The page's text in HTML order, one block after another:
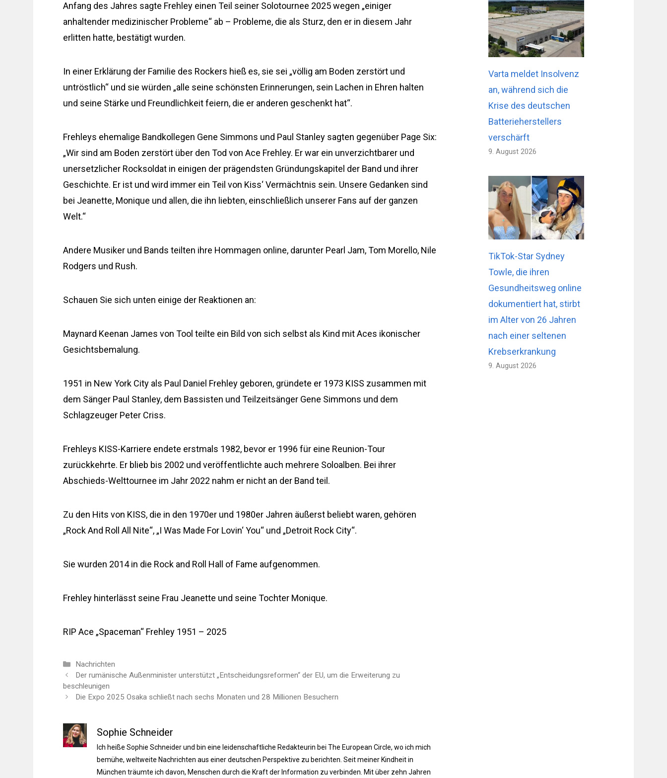
Anfang des Jahres sagte Frehley einen Teil seiner Solotournee 2025 wegen „einiger
anhaltender medizinischer Probleme“ ab – Probleme, die als Sturz, den er in diesem Jahr
erlitten hatte, bestätigt wurden.
In einer Erklärung der Familie des Rockers hieß es, sie sei „völlig am Boden zerstört und
untröstlich“ und sie würden „alle seine schönsten Erinnerungen, sein Lachen in Ehren halten
und seine Stärke und Freundlichkeit feiern, die er anderen geschenkt hat“.
Frehleys ehemalige Bandkollegen Gene Simmons und Paul Stanley sagten gegenüber Page Six:
„Wir sind am Boden zerstört über den Tod von Ace Frehley. Er war ein unverzichtbarer und
unersetzlicher Rocksoldat in einigen der prägendsten Gründungskapitel der Band und ihrer
Geschichte. Er ist und wird immer ein Teil von Kiss‘ Vermächtnis sein. Unsere Gedanken sind
bei Jeanette, Monique und allen, die ihn liebten, einschließlich unserer Fans auf der ganzen
Welt.“
Andere Musiker und Bands teilten ihre Hommagen online, darunter Pearl Jam, Tom Morello, Nile
Rodgers und Rush.
Schauen Sie sich unten einige der Reaktionen an:
Maynard Keenan James von Tool teilte ein Bild von sich selbst als Kind mit Aces ikonischer
Gesichtsbemalung.
1951 in New York City als Paul Daniel Frehley geboren, gründete er 1973 KISS zusammen mit
dem Sänger Paul Stanley, dem Bassisten und Teilzeitsänger Gene Simmons und dem
Schlagzeuger Peter Criss.
Frehleys KISS-Karriere endete erstmals 1982, bevor er 1996 für eine Reunion-Tour
zurückkehrte. Er blieb bis 2002 und veröffentlichte auch mehrere Soloalben. Bei ihrer
Abschieds-Welttournee im Jahr 2022 nahm er nicht an der Band teil.
Zu den Hits von KISS, die in den 1970er und 1980er Jahren äußerst beliebt waren, gehören
„Rock And Roll All Nite“, „I Was Made For Lovin‘ You“ und „Detroit Rock City“.
Sie wurden 2014 in die Rock and Roll Hall of Fame aufgenommen.
Frehley hinterlässt seine Frau Jeanette und seine Tochter Monique.
RIP Ace „Spaceman“ Frehley 1951 – 2025
Kategorien
Nachrichten
Der rumänische Außenminister unterstützt „Entscheidungsreformen“ der EU, um die Erweiterung zu
beschleunigen
Die Expo 2025 Osaka schließt nach sechs Monaten und 28 Millionen Besuchern
Sophie Schneider
Ich heiße Sophie Schneider und bin eine leidenschaftliche Redakteurin bei The European Circle, wo ich mich
bemühe, weltweite Nachrichten aus einer deutschen Perspektive zu berichten. Seit meiner Kindheit in
München träumte ich davon, Menschen durch die Kraft der Information zu verbinden. Mit über zehn Jahren
Varta meldet Insolvenz
an, während sich die
Krise des deutschen
Batterieherstellers
verschärft
9. August 2026
TikTok-Star Sydney
Towle, die ihren
Gesundheitsweg online
dokumentiert hat, stirbt
im Alter von 26 Jahren
nach einer seltenen
Krebserkrankung
9. August 2026